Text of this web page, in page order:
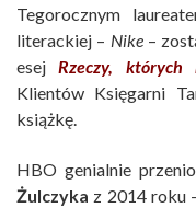
Tegorocznym
literackiej – Nike–
esejRzeczy, których
Klientów Księgarni
książkę.
HBO genialnie
Żulczyka z 2014 roku